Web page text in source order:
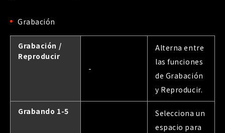
Grabación
Grabación /
Reproducir
-
Alterna entre
las funciones
de Grabación
y Reproducir.
Grabando 1-5
Selecciona un
espacio para